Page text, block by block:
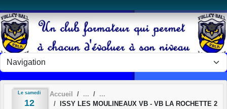
Le samedi
12
Accueil
ISSY LES MOULINEAUX VB - VB LA ROCHETTE 2